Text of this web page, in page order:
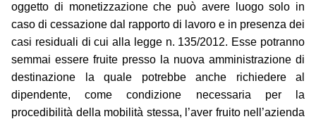
oggetto di monetizzazione che può avere luogo solo in
caso di cessazione dal rapporto di lavoro e in presenza dei
casi residuali di cui alla legge n. 135/2012. Esse potranno
semmai essere fruite presso la nuova amministrazione di
destinazione la quale potrebbe anche richiedere al
dipendente, come condizione necessaria per la
procedibilità della mobilità stessa, l’aver fruito nell’azienda